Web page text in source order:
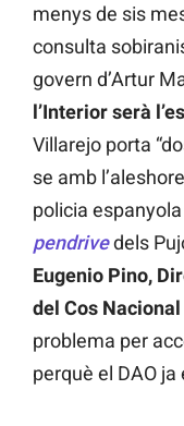
menys de sis
consulta
govern d’Artur
l’Interior serà
Villarejo porta
se amb
policia espanyola
pendrivedels
Eugenio Pino,
del Cos
problema per
perquè el DAO ja